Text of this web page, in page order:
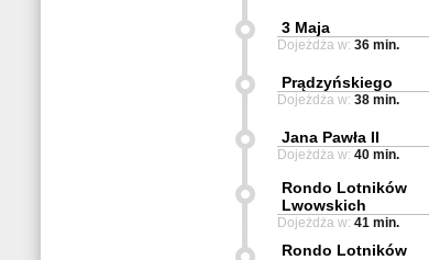
3 Maja
Dojeżdża w: 36 min.
Prądzyńskiego
Dojeżdża w: 38 min.
Jana Pawła II
Dojeżdża w: 40 min.
Rondo Lotników
Lwowskich
Dojeżdża w: 41 min.
Rondo Lotników